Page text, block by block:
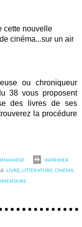
cette nouvelle
cinéma...sur un air
ou chroniqueur
38 vous proposent
des livres de ses
la procédure
IMPRIMER
: LIVRE, LITTÉRATURE, CINÉMA